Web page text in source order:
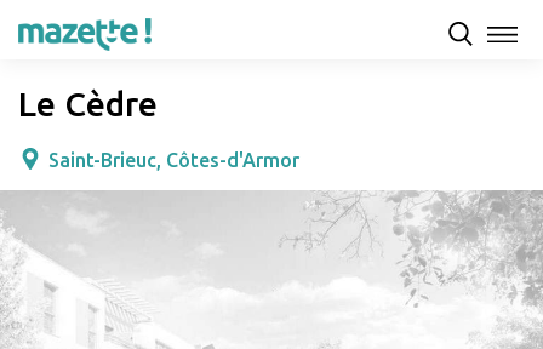
Le Cèdre
Saint-Brieuc, Côtes-d'Armor